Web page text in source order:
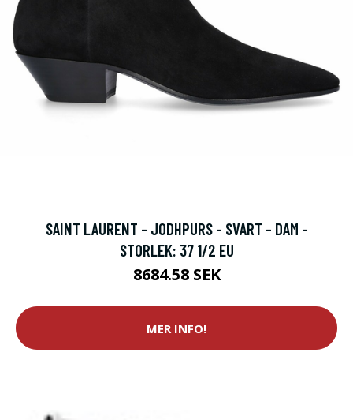
SAINT LAURENT - JODHPURS - SVART - DAM -
STORLEK: 37 1/2 EU
8684.58 SEK
MER INFO!